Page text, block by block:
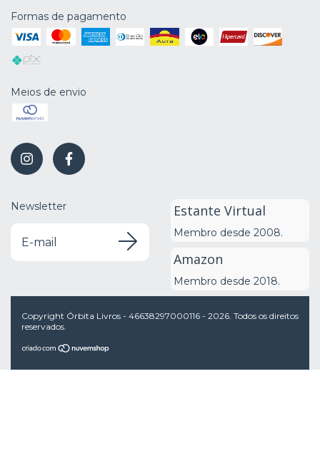
Formas de pagamento
Meios de envio
Newsletter Estante Virtual
Membro desde 2008.
Amazon
Membro desde 2018.
Copyright Órbita Livros - 46638297000116 - 2026. Todos os direitos
reservados.